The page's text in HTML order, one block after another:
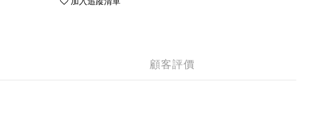
顧客評價